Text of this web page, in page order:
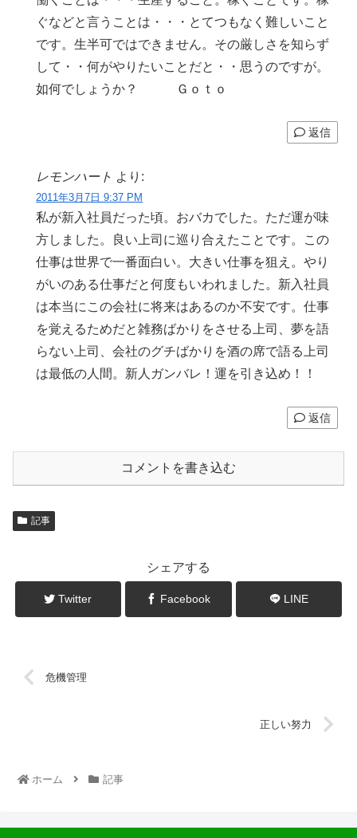
ぐなどと言うことは・・・とてつもなく難しいこと
です。生半可ではできません。その厳しさを知らず
して・・何がやりたいことだと・・思うのですが。
如何でしょうか？ Ｇｏｔｏ
返信
レモンハート より:
2011年3月7日 9:37 PM
私が新入社員だった頃。おバカでした。ただ運が味
方しました。良い上司に巡り合えたことです。この
仕事は世界で一番面白い。大きい仕事を狙え。やり
がいのある仕事だと何度もいわれました。新入社員
は本当にこの会社に将来はあるのか不安です。仕事
を覚えるためだと雑務ばかりをさせる上司、夢を語
らない上司、会社のグチばかりを酒の席で語る上司
は最低の人間。新人ガンバレ！運を引き込め！！
返信
コメントを書き込む
記事
シェアする
Twitter Facebook LINE
危機管理
正しい努力
ホーム 記事